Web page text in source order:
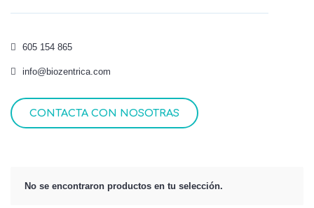
605 154 865
info@biozentrica.com
CONTACTA CON NOSOTRAS
No se encontraron productos en tu selección.